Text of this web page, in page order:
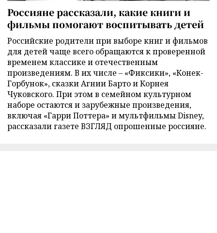
Россияне рассказали, какие книги и
фильмы помогают воспитывать детей
Российские родители при выборе книг и фильмов
для детей чаще всего обращаются к проверенной
временем классике и отечественным
произведениям. В их числе – «Фиксики», «Конек-
Горбунок», сказки Агнии Барто и Корнея
Чуковского. При этом в семейном культурном
наборе остаются и зарубежные произведения,
включая «Гарри Поттера» и мультфильмы Disney,
рассказали газете ВЗГЛЯД опрошенные россияне.